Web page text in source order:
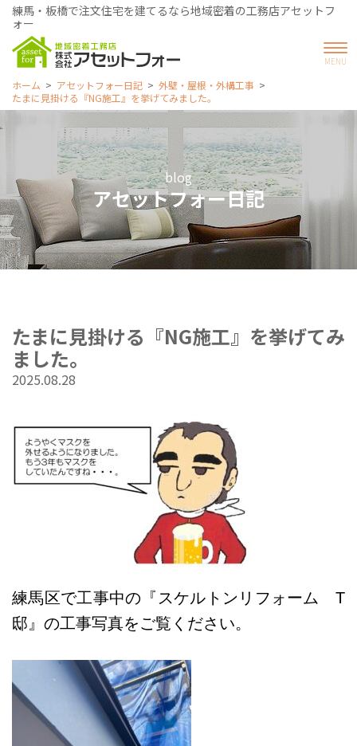
練馬・板橋で注文住宅を建てるなら地域密着の工務店アセットフ
ォー
ホーム アセットフォー日記
外壁・屋根・外構工事
たまに見掛ける『NG施工』を挙げてみました。
blog
アセットフォー日記
たまに見掛ける『NG施工』を挙げてみ
ました。
2025.08.28
練馬区で工事中の『スケルトンリフォーム T
邸』の工事写真をご覧ください。